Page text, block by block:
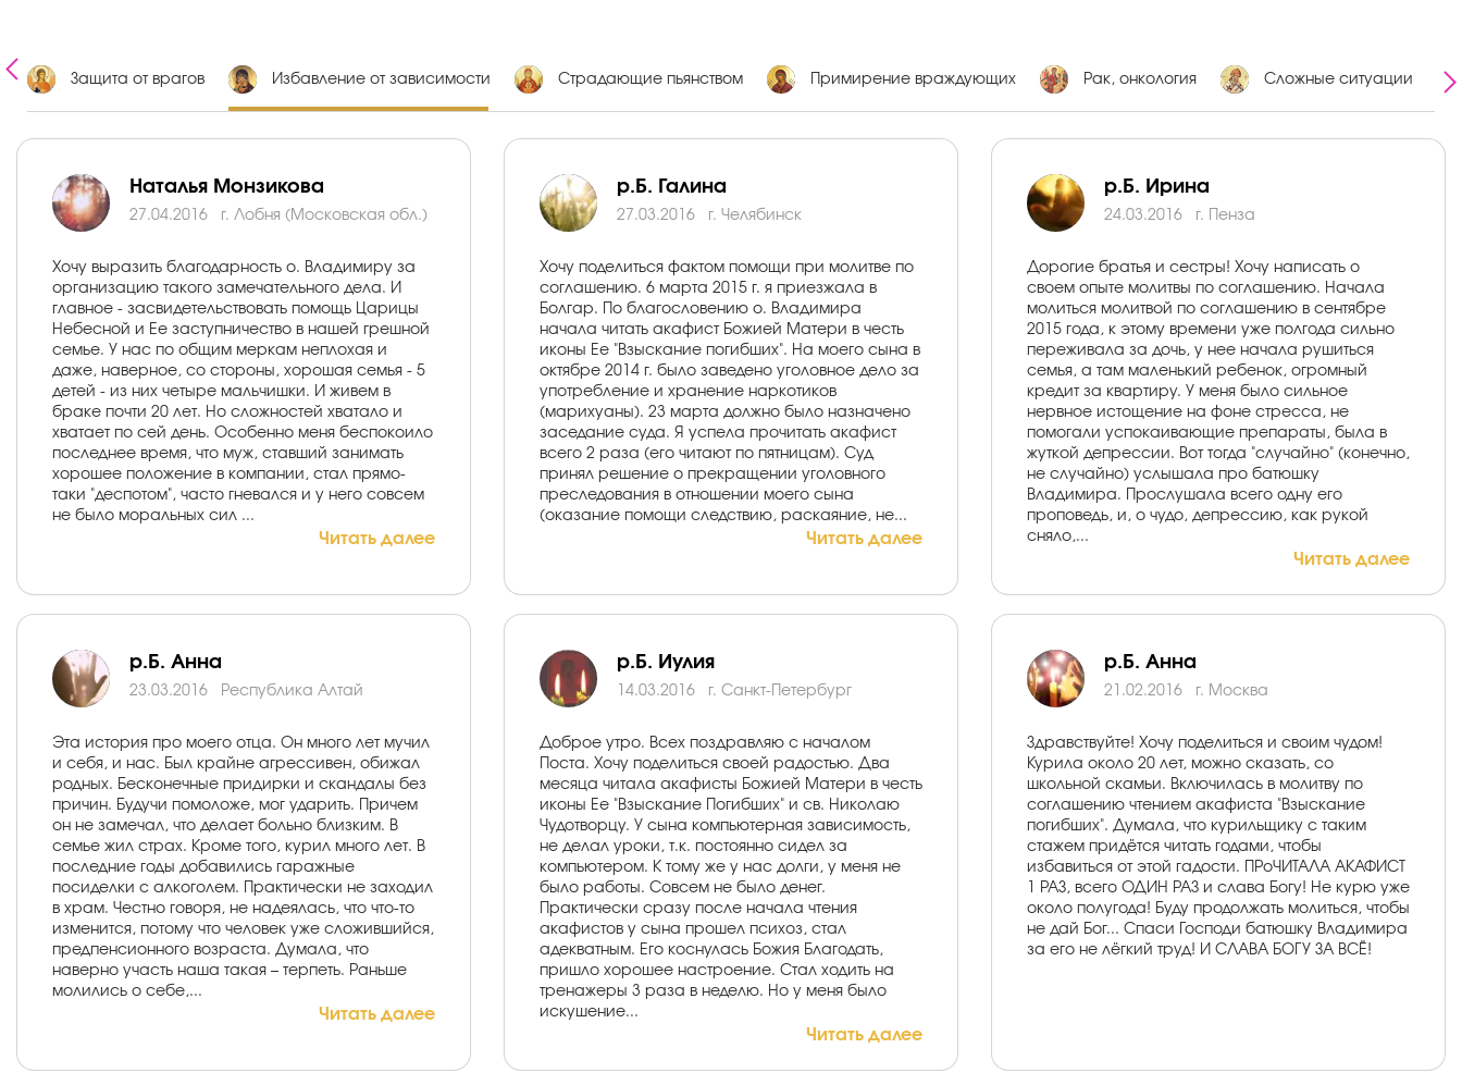
Защита от врагов Избавление от зависимости Страдающие пьянством Примирение враждующих Рак, онкология Сложные ситуации
Наталья Монзикова
27.04.2016 г. Лобня (Московская обл.)
Хочу выразить благодарность о. Владимиру за
организацию такого замечательного дела. И
главное - засвидетельствовать помощь Царицы
Небесной и Ее заступничество в нашей грешной
семье. У нас по общим меркам неплохая и
даже, наверное, со стороны, хорошая семья - 5
детей - из них четыре мальчишки. И живем в
браке почти 20 лет. Но сложностей хватало и
хватает по сей день. Особенно меня беспокоило
последнее время, что муж, ставший занимать
хорошее положение в компании, стал прямо-
таки "деспотом", часто гневался и у него совсем
не было моральных сил ...
Читать далее
р.Б. Галина
27.03.2016 г. Челябинск
Хочу поделиться фактом помощи при молитве по
соглашению. 6 марта 2015 г. я приезжала в
Болгар. По благословению о. Владимира
начала читать акафист Божией Матери в честь
иконы Ее "Взыскание погибших". На моего сына в
октябре 2014 г. было заведено уголовное дело за
употребление и хранение наркотиков
(марихуаны). 23 марта должно было назначено
заседание суда. Я успела прочитать акафист
всего 2 раза (его читают по пятницам). Суд
принял решение о прекращении уголовного
преследования в отношении моего сына
(оказание помощи следствию, раскаяние, не...
Читать далее
р.Б. Ирина
24.03.2016 г. Пенза
Дорогие братья и сестры! Хочу написать о
своем опыте молитвы по соглашению. Начала
молиться молитвой по соглашению в сентябре
2015 года, к этому времени уже полгода сильно
переживала за дочь, у нее начала рушиться
семья, а там маленький ребенок, огромный
кредит за квартиру. У меня было сильное
нервное истощение на фоне стресса, не
помогали успокаивающие препараты, была в
жуткой депрессии. Вот тогда "случайно" (конечно,
не случайно) услышала про батюшку
Владимира. Прослушала всего одну его
проповедь, и, о чудо, депрессию, как рукой
сняло,...
Читать далее
р.Б. Анна
23.03.2016 Республика Алтай
Эта история про моего отца. Он много лет мучил
и себя, и нас. Был крайне агрессивен, обижал
родных. Бесконечные придирки и скандалы без
причин. Будучи помоложе, мог ударить. Причем
он не замечал, что делает больно близким. В
семье жил страх. Кроме того, курил много лет. В
последние годы добавились гаражные
посиделки с алкоголем. Практически не заходил
в храм. Честно говоря, не надеялась, что что-то
изменится, потому что человек уже сложившийся,
предпенсионного возраста. Думала, что
наверно участь наша такая – терпеть. Раньше
молились о себе,...
Читать далее
р.Б. Иулия
14.03.2016 г. Санкт-Петербург
Доброе утро. Всех поздравляю с началом
Поста. Хочу поделиться своей радостью. Два
месяца читала акафисты Божией Матери в честь
иконы Ее "Взыскание Погибших" и св. Николаю
Чудотворцу. У сына компьютерная зависимость,
не делал уроки, т.к. постоянно сидел за
компьютером. К тому же у нас долги, у меня не
было работы. Совсем не было денег.
Практически сразу после начала чтения
акафистов у сына прошел психоз, стал
адекватным. Его коснулась Божия Благодать,
пришло хорошее настроение. Стал ходить на
тренажеры 3 раза в неделю. Но у меня было
искушение...
Читать далее
р.Б. Анна
21.02.2016 г. Москва
Здравствуйте! Хочу поделиться и своим чудом!
Курила около 20 лет, можно сказать, со
школьной скамьи. Включилась в молитву по
соглашению чтением акафиста "Взыскание
погибших". Думала, что курильщику с таким
стажем придётся читать годами, чтобы
избавиться от этой гадости. ПРоЧИТАЛА АКАФИСТ
1 РАЗ, всего ОДИН РАЗ и слава Богу! Не курю уже
около полугода! Буду продолжать молиться, чтобы
не дай Бог... Спаси Господи батюшку Владимира
за его не лёгкий труд! И СЛАВА БОГУ ЗА ВСЁ!